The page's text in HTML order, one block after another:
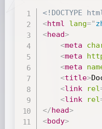
<!DOCTYPE
<html lang="
<head>
<meta
<meta
<meta
<title>
<link rel
<link rel
</head>
<body>